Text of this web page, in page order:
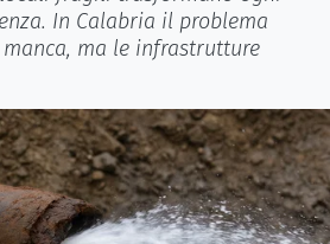
In Calabria il problema
manca, ma le infrastrutture